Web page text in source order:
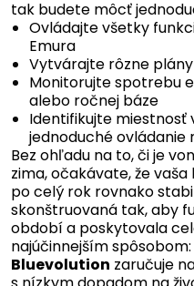
tak budete môcť
Ovládajte všetky
Emura
Vytvárajte rôzne
Monitorujte spotrebu
alebo ročnej báze
Identifikujte miestnosť
jednoduché ovládanie
Bez ohľadu na to, či je
zima, očakávate, že
po celý rok rovnako
skonštruovaná tak, aby
období a poskytovala
najúčinnejším spôsobom:
Bluevolution zaručuje